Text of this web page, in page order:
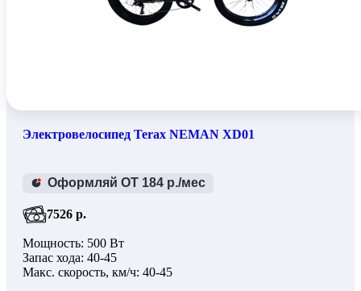
Электровелосипед Terax NEMAN XD01
Оформляй ОТ 184 р./мес
7526 р.
Мощность: 500 Вт
Запас хода: 40-45
Макс. скорость, км/ч: 40-45